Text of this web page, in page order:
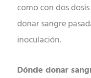
como con dos
donar sangre
inoculación.
Dónde donar